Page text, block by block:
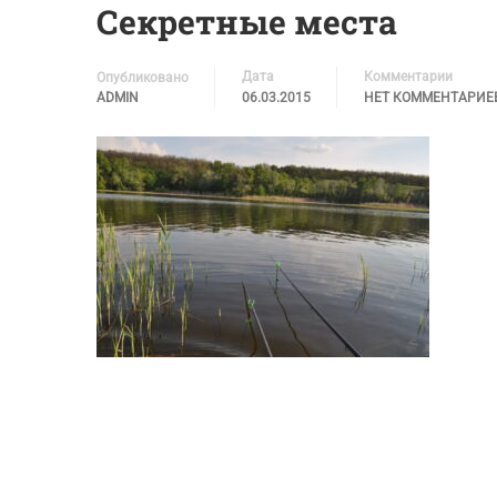
Секретные места
Опубликовано
ADMIN
Дата
06.03.2015
Комментарии
НЕТ